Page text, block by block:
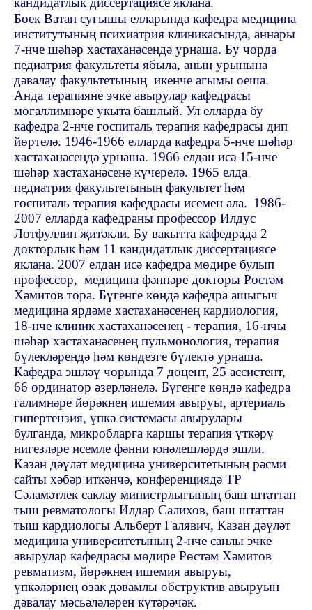
Бөек Ватан сугышы елларында кафедра медицина
институтының психиатрия клиникасында, аннары
7-нче шәһәр хастаханәсендә урнаша. Бу чорда
педиатрия факультеты ябыла, аның урынына
дәвалау факультетының икенче агымы оеша.
Анда терапияне эчке авырулар кафедрасы
мөгаллимнәре укыта башлый. Ул елларда бу
кафедра 2-нче госпиталь терапия кафедрасы дип
йөртелә. 1946-1966 елларда кафедра 5-нче шәһәр
хастаханәсендә урнаша. 1966 елдан исә 15-нче
шәһәр хастаханәсенә күчерелә. 1965 елда
педиатрия факультетының факультет һәм
госпиталь терапия кафедрасы исемен ала. 1986-
2007 елларда кафедраны профессор Илдус
Лотфуллин җитәкли. Бу вакытта кафедрада 2
докторлык һәм 11 кандидатлык диссертациясе
яклана. 2007 елдан исә кафедра мөдире булып
профессор, медицина фәннәре докторы Рөстәм
Хәмитов тора. Бүгенге көндә кафедра ашыгыч
медицина ярдәме хастаханәсенең кардиология,
18-нче клиник хастаханәсенең - терапия, 16-нчы
шәһәр хастаханәсенең пульмонология, терапия
бүлекләрендә һәм көндезге бүлектә урнаша.
Кафедра эшләү чорында 7 доцент, 25 ассистент,
66 ординатор әзерләнелә. Бүгенге көндә кафедра
галимнәре йөрәкнең ишемия авыруы, артериаль
гипертензия, үпкә системасы авырулары
булганда, микробларга каршы терапия үткәрү
нигезләре исемле фәнни юнәлешләрдә эшли.
Казан дәүләт медицина университетының рәсми
сайты хәбәр иткәнчә, конференциядә ТР
Сәламәтлек саклау министрлыгының баш штаттан
тыш ревматологы Илдар Салихов, баш штаттан
тыш кардиологы Альберт Галявич, Казан дәүләт
медицина университетының 2-нче санлы эчке
авырулар кафедрасы мөдире Рөстәм Хәмитов
ревматизм, йөрәкнең ишемия авыруы,
үпкәләрнең озак дәвамлы обструктив авыруын
дәвалау мәсьәләләрен күтәрәчәк.